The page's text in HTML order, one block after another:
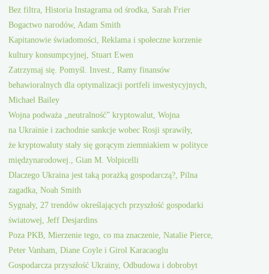
Bez filtra, Historia Instagrama od środka, Sarah Frier
Bogactwo narodów, Adam Smith
Kapitanowie świadomości, Reklama i społeczne korzenie
kultury konsumpcyjnej, Stuart Ewen
Zatrzymaj się. Pomyśl. Invest., Ramy finansów
behawioralnych dla optymalizacji portfeli inwestycyjnych,
Michael Bailey
Wojna podważa „neutralność” kryptowalut, Wojna
na Ukrainie i zachodnie sankcje wobec Rosji sprawiły,
że kryptowaluty stały się gorącym ziemniakiem w polityce
międzynarodowej., Gian M. Volpicelli
Dlaczego Ukraina jest taką porażką gospodarczą?, Pilna
zagadka, Noah Smith
Sygnały, 27 trendów określających przyszłość gospodarki
światowej, Jeff Desjardins
Poza PKB, Mierzenie tego, co ma znaczenie, Natalie Pierce,
Peter Vanham, Diane Coyle i Girol Karacaoglu
Gospodarcza przyszłość Ukrainy, Odbudowa i dobrobyt